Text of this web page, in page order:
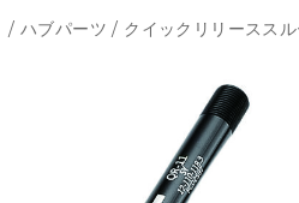
/ハブパーツ / クイックリリースス